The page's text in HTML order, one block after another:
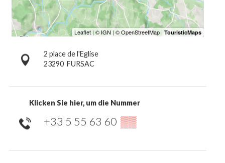
2 place de l'Eglise
23290 FURSAC
Klicken Sie hier, um die Nummer
+33 5 55 63 60 ▒▒